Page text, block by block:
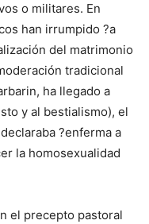
o militares. En
han irrumpido ?a
del matrimonio
tradicional
ha llegado a
y al bestialismo), el
?enferma a
la homosexualidad
el precepto pastoral